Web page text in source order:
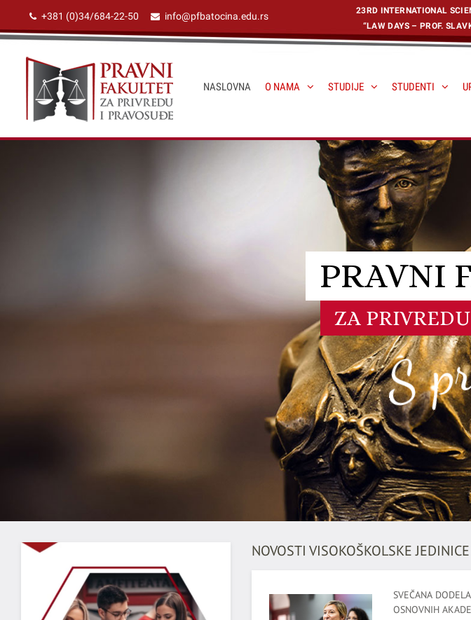
+381 (0)34/684-22-50 info@pfbatocina.edu.rs
23RD INTERNATIONAL
“LAW DAYS – PROF.
NASLOVNA O NAMA STUDIJE STUDENTI
PRAVNI
ZA S
NOVOSTI VISOKOŠKOLSKE
SVEČANA
OSNOVNIH